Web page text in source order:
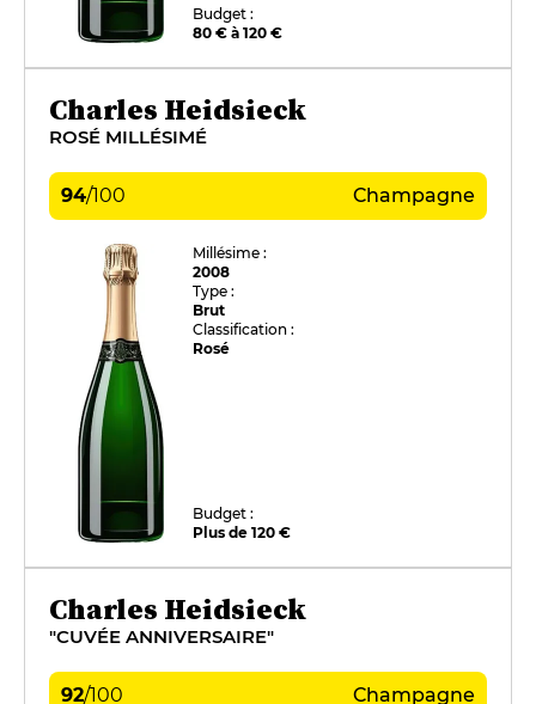
Budget :
80 € à 120 €
Charles Heidsieck
ROSÉ MILLÉSIMÉ
94/100 Champagne
Millésime :
2008
Type :
Brut
Classification :
Rosé
Budget :
Plus de 120 €
Charles Heidsieck
"CUVÉE ANNIVERSAIRE"
92/100 Champagne